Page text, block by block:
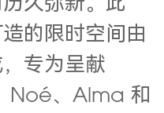
久弥新。此
的限时空间由
专为呈献
Noé、Alma 和